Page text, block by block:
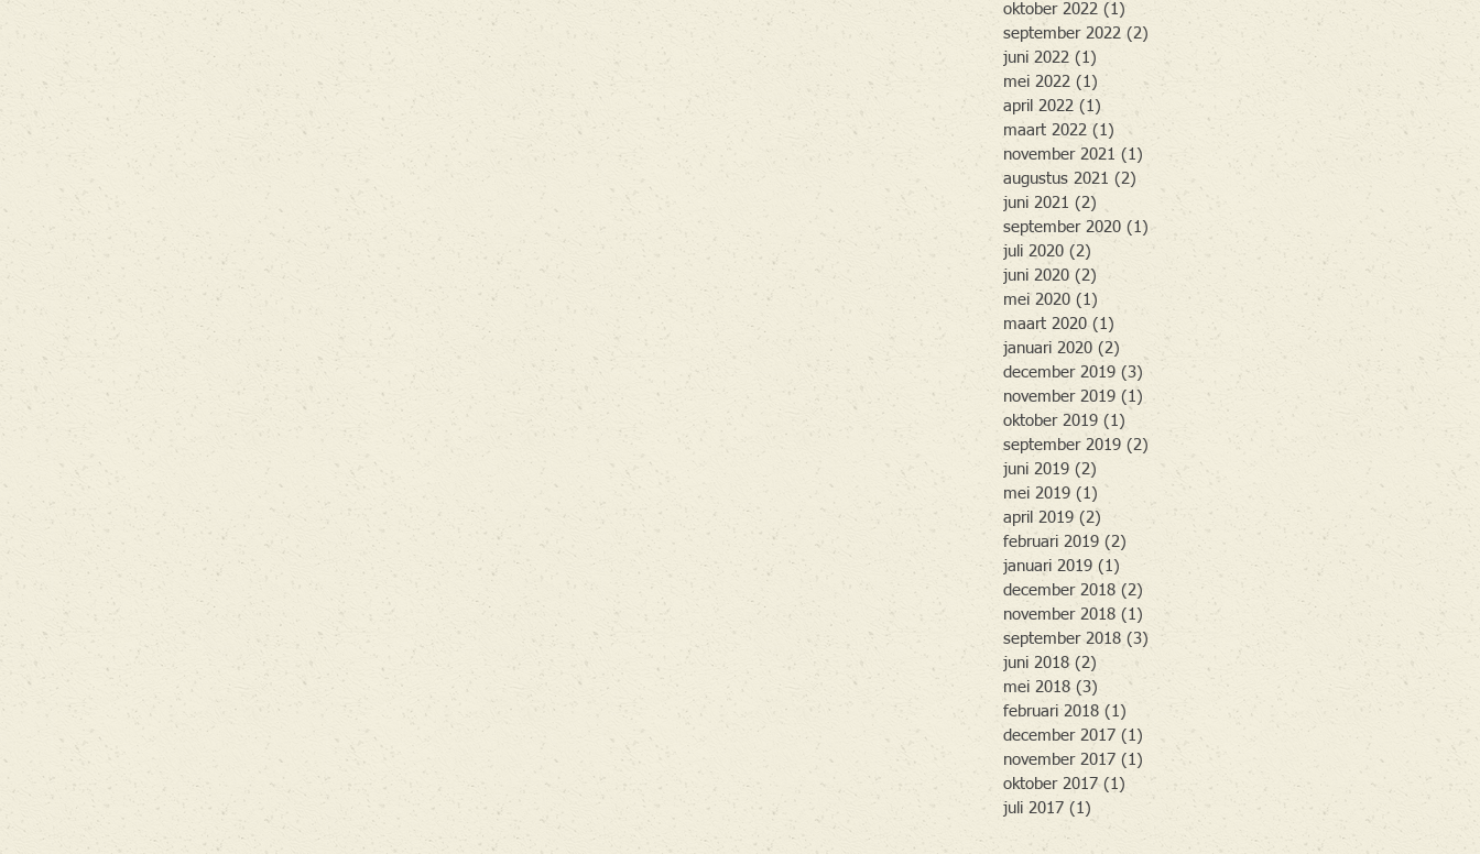
oktober 2022 (1)1 post
september 2022 (2)
juni 2022 (1)
mei 2022 (1)
april 2022 (1)
maart 2022 (1) 1 post
november 2021 (1) 1 post
augustus 2021 (2)
juni 2021 (2)
september 2020 (1)
juli 2020 (2)
juni 2020 (2) 2 posts
mei 2020 (1)
maart 2020 (1)
januari 2020 (2)
december 2019 (3) 3 posts
november 2019 (1)
oktober 2019 (1)
september 2019 (2)
juni 2019 (2)
mei 2019 (1)
april 2019 (2) 2 posts
februari 2019 (2)
januari 2019 (1) 1 post
december 2018 (2)
november 2018 (1) 1 post
september 2018 (3) 3 posts
juni 2018 (2)
mei 2018 (3) 3 posts
februari 2018 (1) 1 post
december 2017 (1)
november 2017 (1) 1 post
oktober 2017 (1)
juli 2017 (1)